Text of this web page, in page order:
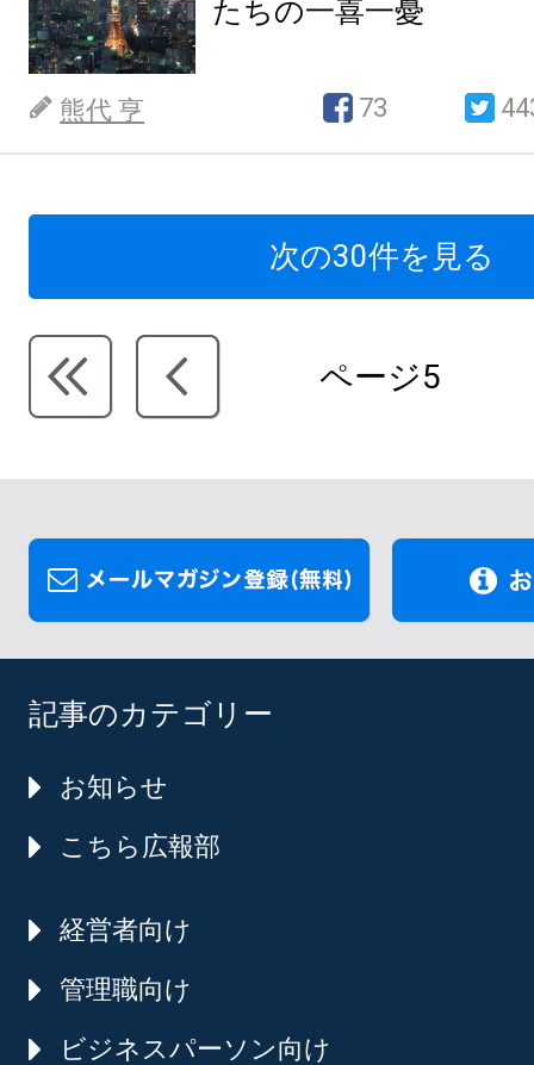
たちの一喜一憂
熊代 亨 73
次の30件を見る
ページ5
記事のカテゴリー
お知らせ
こちら広報部
経営者向け
管理職向け
ビジネスパーソン向け